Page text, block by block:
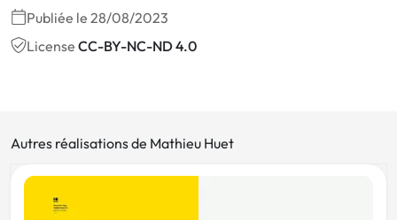
Publiée le 28/08/2023
License CC-BY-NC-ND 4.0
Autres réalisations de Mathieu Huet